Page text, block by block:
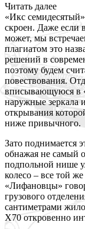
Читать далее
«Икс
скроен. Даже если
может, мы
плагиатом это
решений в
поэтому будем
повествования.
вписывающуюся в
наружные зеркала
открывания
ниже привычного.
Зато поднимается
обнажая не самый
подпольной нише
колесо – все той
«Лифановцы»
грузового
сантиметрами
X70 откровенно